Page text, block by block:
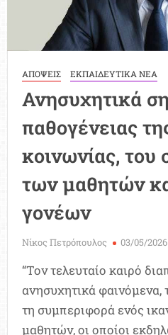
ΑΠΟΨΕΙΣ ΕΚΠΑΙΔΕΥΤΙΚΑ ΝΕΑ
Ανησυχητικά
παθογένειας
κοινωνίας, του
των μαθητών
γονέων
Νίκος Πετρόπουλος 03/05/2026
“Τον τελευταίο καιρό
ανησυχητικά φαινόμενα,
τη συμπεριφορά ενός
μαθητών, οι οποίοι